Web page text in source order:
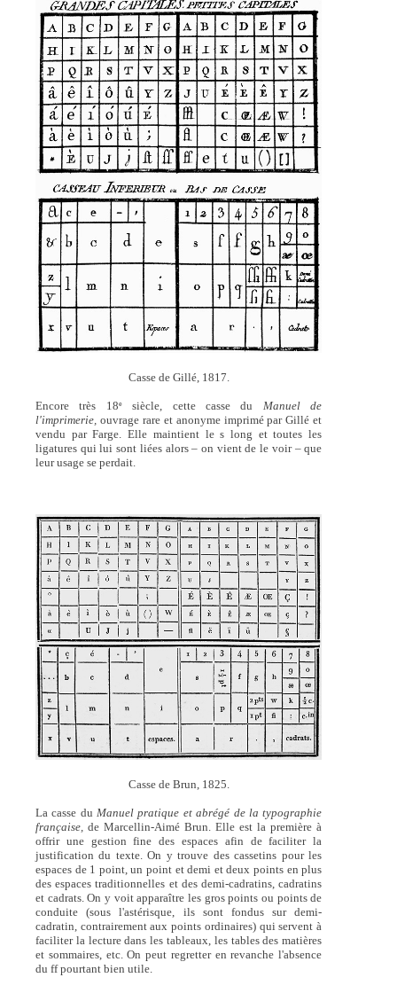
Casse de Gillé, 1817.
Encore très 18esiècle, cette casse du Manuel de
l'imprimerie, ouvrage rare et anonyme imprimé par Gillé et
vendu par Farge. Elle maintient le s long et toutes les
ligatures qui lui sont liées alors – on vient de le voir – que
leur usage se perdait.
Casse de Brun, 1825.
La casse duManuel pratique et abrégé de la typographie
française,de Marcellin-Aimé Brun. Elle est la première à
offrir une gestion fine des espaces afin de faciliter la
justification du texte. On y trouve des cassetins pour les
espaces de 1 point, un point et demi et deux points en plus
des espaces traditionnelles et des demi-cadratins, cadratins
et cadrats. On y voit apparaître les gros points ou points de
conduite (sous l'astérisque, ils sont fondus sur demi-
cadratin, contrairement aux points ordinaires) qui servent à
faciliter la lecture dans les tableaux, les tables des matières
et sommaires, etc. On peut regretter en revanche l'absence
du ff pourtant bien utile.